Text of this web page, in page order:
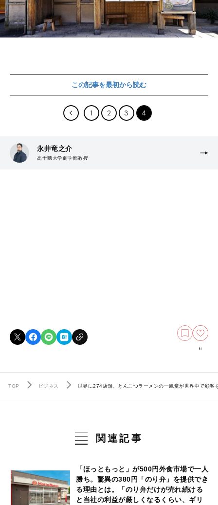
この記事を最初から読む
1 2 3 4
永井竜之介
高千穂大学商学部教授
6
TOP ビジネス 世界に274店舗、とんこつラーメンの一風堂が世界中で顧客
関連記事
「ほっともっと」が500円外食市場で一人
勝ち。驚異の380円「のり弁」を提供でき
る理由とは。「のり弁だけが売れ続ける
と当社の利益が厳しくなるくらい、ギリ